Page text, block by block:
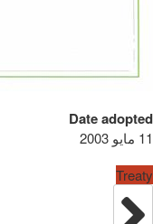
Date adopted
11 مايو 2003
Treaty